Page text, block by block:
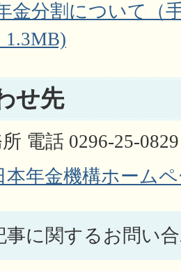
金分割について（
せ先
電話 0296-25-0829
本年金機構ホーム
事に関するお問い